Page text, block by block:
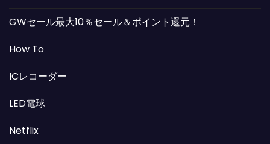
GWセール最大10％セール＆ポイント還元！
How To
ICレコーダー
LED電球
Netflix